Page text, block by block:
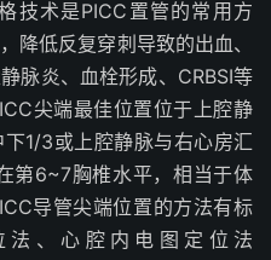
技术是PICC 置管的常用方
，降低反复穿刺导致的出血、
脉炎、血栓形成、 CRBSI等
尖端最佳位置位于上腔静
下1/3或上腔静脉与右心房汇
第6~7胸椎水平，相当于体
导管尖端位置的方法有标
法、心腔内电图定位法